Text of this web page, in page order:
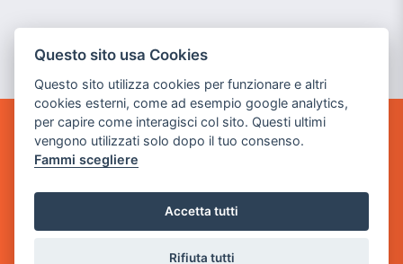
GAME WARP
BY POWER GAME SRL
Sede Legale
via Villaggio dei Platani, 3
- 25014 Castenedolo, Brescia
Questo sito usa Cookies
Questo sito utilizza cookies per funzionare e altri
cookies esterni, come ad esempio google analytics,
per capire come interagisci col sito. Questi ultimi
vengono utilizzati solo dopo il tuo consenso.
Fammi scegliere
Accetta tutti
Rifiuta tutti